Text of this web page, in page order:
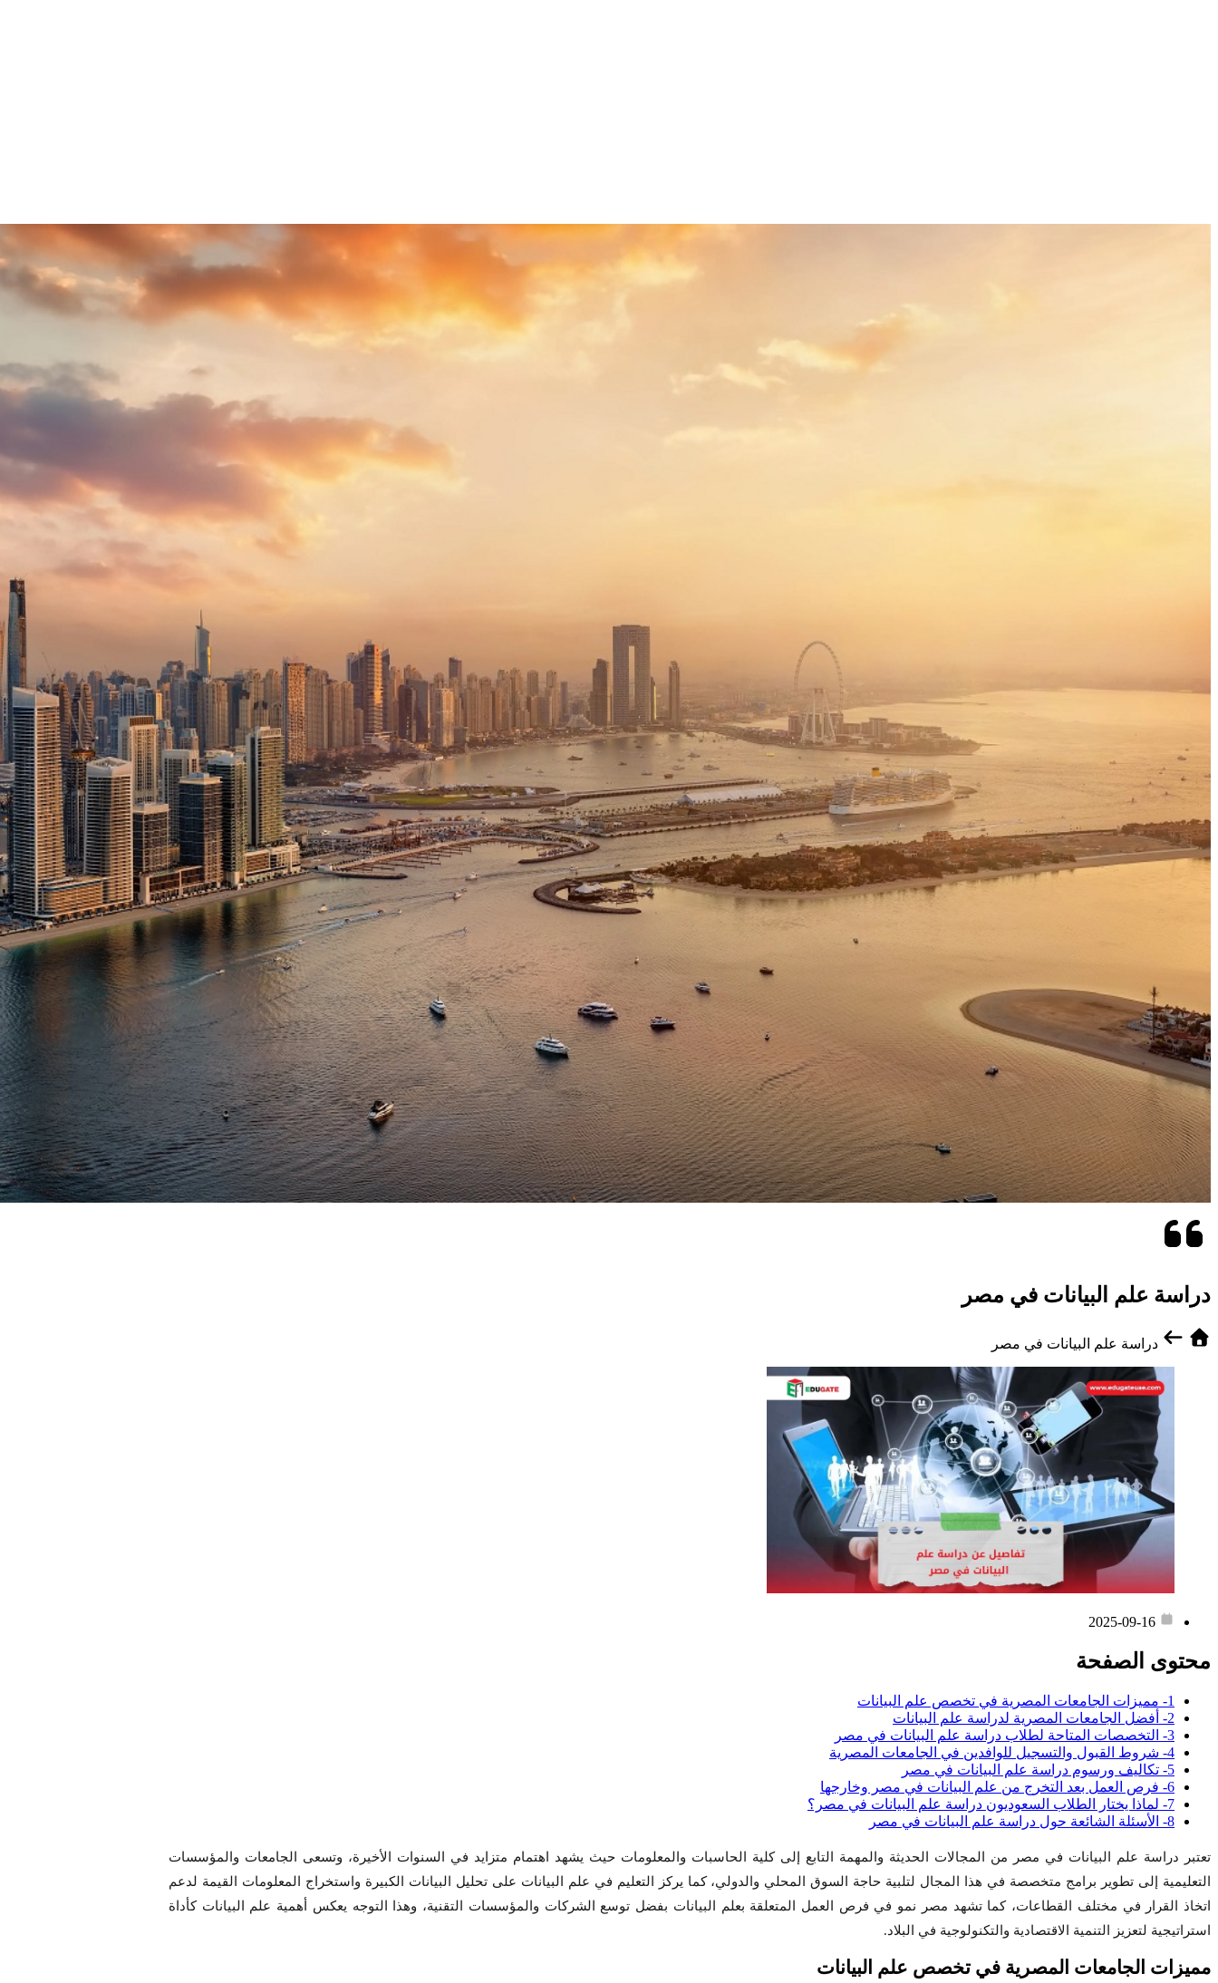
دراسة علم البيانات في مصر
دراسة علم البيانات في مصر
2025-09-16
محتوى الصفحة
1- مميزات الجامعات المصرية في تخصص علم البيانات
2- أفضل الجامعات المصرية لدراسة علم البيانات
3- التخصصات المتاحة لطلاب دراسة علم البيانات في مصر
4- شروط القبول والتسجيل للوافدين في الجامعات المصرية
5- تكاليف ورسوم دراسة علم البيانات في مصر
6- فرص العمل بعد التخرج من علم البيانات في مصر وخارجها
7- لماذا يختار الطلاب السعوديون دراسة علم البيانات في مصر؟
8- الأسئلة الشائعة حول دراسة علم البيانات في مصر
تعتبر دراسة علم البيانات في مصر من المجالات الحديثة والمهمة التابع إلى كلية الحاسبات والمعلومات حيث يشهد اهتمام متزايد في السنوات الأخيرة، وتسعى الجامعات والمؤسسات
التعليمية إلى تطوير برامج متخصصة في هذا المجال لتلبية حاجة السوق المحلي والدولي، كما يركز التعليم في علم البيانات على تحليل البيانات الكبيرة واستخراج المعلومات القيمة لدعم
اتخاذ القرار في مختلف القطاعات، كما تشهد مصر نمو في فرص العمل المتعلقة بعلم البيانات بفضل توسع الشركات والمؤسسات التقنية، وهذا التوجه يعكس أهمية علم البيانات كأداة
استراتيجية لتعزيز التنمية الاقتصادية والتكنولوجية في البلاد.
مميزات الجامعات المصرية في تخصص علم البيانات